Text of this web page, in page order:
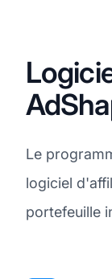
Le
logiciel
portefeuille